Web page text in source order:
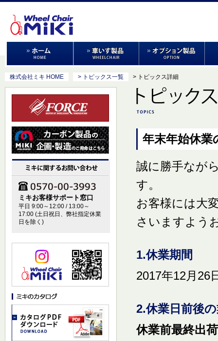
株式会社ミキ HOME > トピックス一覧 > トピックス詳細
年末年始休業
誠に勝手なが
す。
お客様には大
さいますよう
1.休業期間
2017年12月26
2.休業日前後
休業前最終出
ミキお客様サポート窓口
平日 9:00～12:00 / 13:00～
17:00 (土日祝日、弊社指定休業
日を除く)